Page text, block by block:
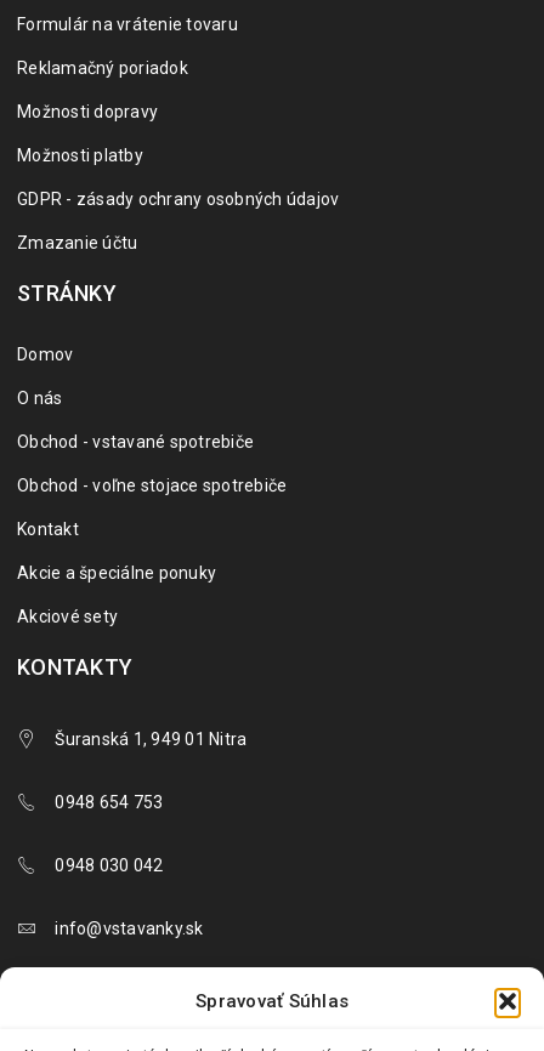
Spravovať Súhlas
Formulár na vrátenie tovaru
Reklamačný poriadok
Možnosti dopravy
Možnosti platby
GDPR - zásady ochrany osobných údajov
Zmazanie účtu
STRÁNKY
Domov
O nás
Obchod - vstavané spotrebiče
Obchod - voľne stojace spotrebiče
Kontakt
Akcie a špeciálne ponuky
Akciové sety
KONTAKTY
Šuranská 1, 949 01 Nitra
0948 654 753
0948 030 042
info@vstavanky.sk
objednavky@vstavanky.sk